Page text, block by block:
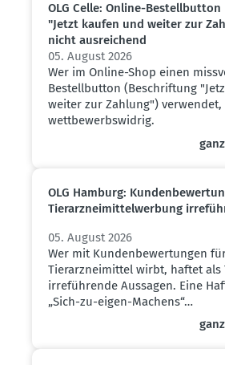
OLG Celle: Online-
"Jetzt kaufen und weiter zur
nicht ausrei­chend
05. August 2026
Wer im Online-Shop einen
Bestellbutton (Beschriftung
weiter zur Zahlung")
wettbewerbswidrig.
OLG Hamburg:
Tierarz­nei­mit­tel­werbung
05. August 2026
Wer mit Kundenbewertungen
Tierarzneimittel wirbt, haftet als
irreführende Aussagen. Eine
„Sich-zu-eigen-Machens“…